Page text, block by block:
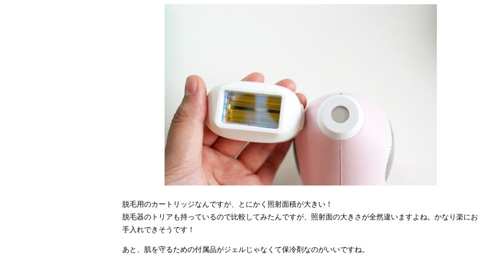
脱毛用のカートリッジなんですが、とにかく照射面積が大きい！
脱毛器のトリアも持っているので比較してみたんですが、照射面の大きさが全然違いますよね。かなり楽にお
手入れできそうです！
あと、肌を守るための付属品がジェルじゃなくて保冷剤なのがいいですね。